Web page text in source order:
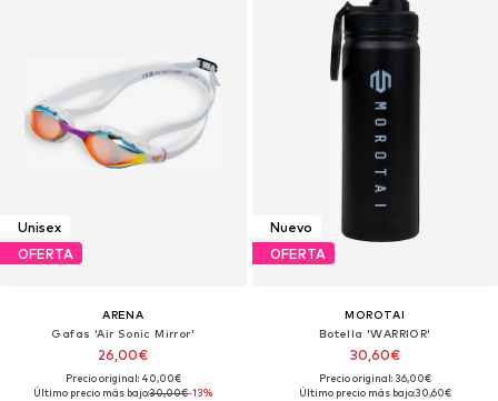
Unisex
OFERTA
ARENA
Gafas 'Air Sonic Mirror'
26,00€
Precio original: 40,00€
Último precio más bajo:30,00€-13%
Nuevo
OFERTA
MOROTAI
Botella 'WARRIOR'
30,60€
Precio original: 36,00€
Último precio más bajo:30,60€